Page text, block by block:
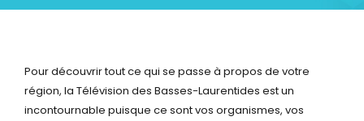
Pour découvrir tout ce qui se passe à propos de votre
région, la Télévision des Basses-Laurentides est un
incontournable puisque ce sont vos organismes, vos